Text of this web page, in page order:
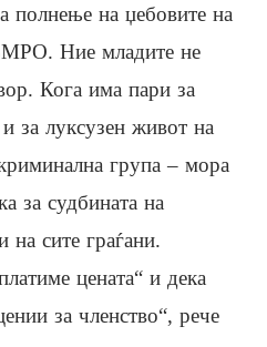
полнење на џебовите на
Ние младите не
Кога има пари за
за луксузен живот на
група – мора
за судбината на
на сите граѓани.
цената“ и дека
за членство“, рече